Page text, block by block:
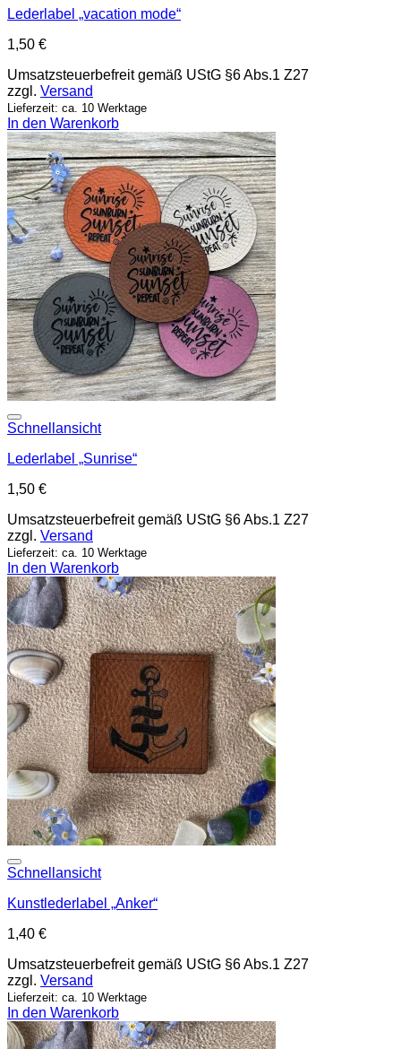
Lederlabel „vacation mode“
1,50 €
Umsatzsteuerbefreit gemäß UStG §6 Abs.1 Z27
zzgl. Versand
Lieferzeit: ca. 10 Werktage
In den Warenkorb
Schnellansicht
Lederlabel „Sunrise“
1,50 €
Umsatzsteuerbefreit gemäß UStG §6 Abs.1 Z27
zzgl. Versand
Lieferzeit: ca. 10 Werktage
In den Warenkorb
Schnellansicht
Kunstlederlabel „Anker“
1,40 €
Umsatzsteuerbefreit gemäß UStG §6 Abs.1 Z27
zzgl. Versand
Lieferzeit: ca. 10 Werktage
In den Warenkorb